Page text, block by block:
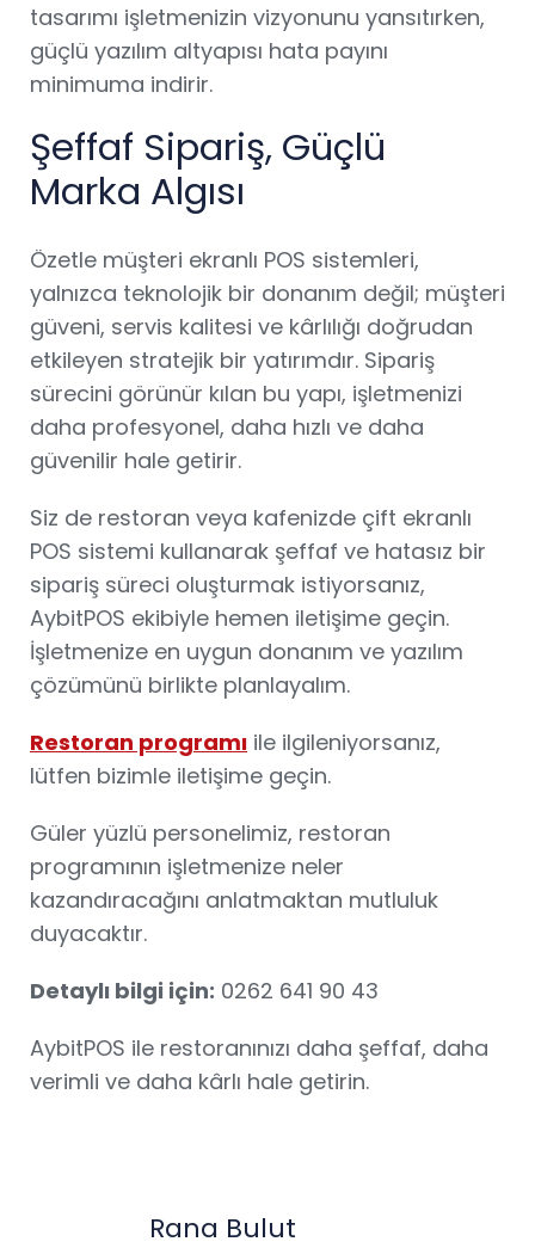
tasarımı işletmenizin vizyonunu yansıtırken,
güçlü yazılım altyapısı hata payını
minimuma indirir.
Şeffaf Sipariş, Güçlü
Marka Algısı
Özetle müşteri ekranlı POS sistemleri,
yalnızca teknolojik bir donanım değil; müşteri
güveni, servis kalitesi ve kârlılığı doğrudan
etkileyen stratejik bir yatırımdır. Sipariş
sürecini görünür kılan bu yapı, işletmenizi
daha profesyonel, daha hızlı ve daha
güvenilir hale getirir.
Siz de restoran veya kafenizde çift ekranlı
POS sistemi kullanarak şeffaf ve hatasız bir
sipariş süreci oluşturmak istiyorsanız,
AybitPOS ekibiyle hemen iletişime geçin.
İşletmenize en uygun donanım ve yazılım
çözümünü birlikte planlayalım.
Restoran programı ile ilgileniyorsanız,
lütfen bizimle iletişime geçin.
Güler yüzlü personelimiz, restoran
programının işletmenize neler
kazandıracağını anlatmaktan mutluluk
duyacaktır.
Detaylı bilgi için: 0262 641 90 43
AybitPOS ile restoranınızı daha şeffaf, daha
verimli ve daha kârlı hale getirin.
Rana Bulut